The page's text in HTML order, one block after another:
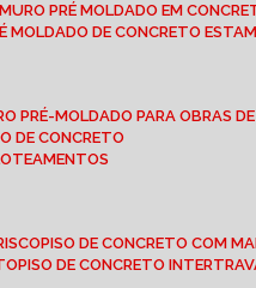
MURO PRÉ MOLDADO EM
MOLDADO DE CONCRETO
PRÉ-MOLDADO PARA OBRAS
DE CONCRETO
PISO DE CONCRETO COM
PISO DE CONCRETO